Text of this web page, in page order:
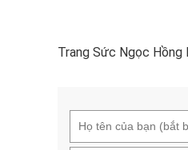
Trang Sức Ngọc Hồng